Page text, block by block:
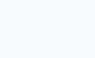
pediátrico
Neste blog,